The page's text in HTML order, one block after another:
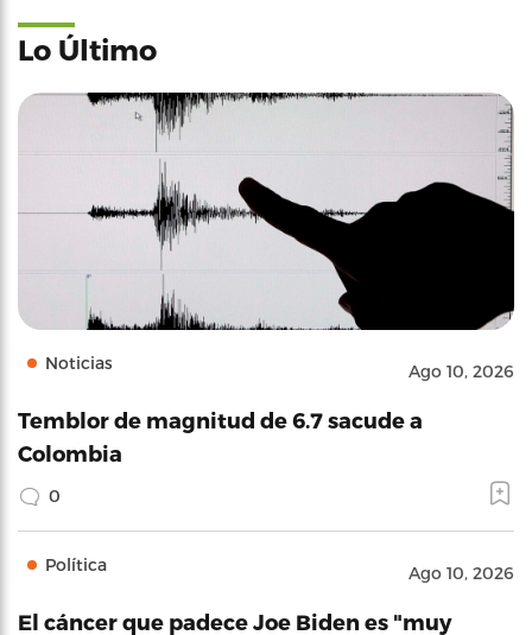
Lo Último
Noticias Ago 10, 2026
Temblor de magnitud de 6.7 sacude a
Colombia
0
Política Ago 10, 2026
El cáncer que padece Joe Biden es "muy